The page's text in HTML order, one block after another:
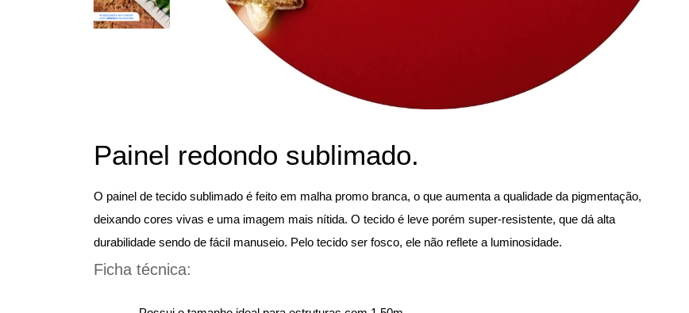
Painel redondo sublimado.
O painel de tecido sublimado é feito em malha promo branca, o que aumenta a qualidade da pigmentação,
deixando cores vivas e uma imagem mais nítida. O tecido é leve porém super-resistente, que dá alta
durabilidade sendo de fácil manuseio. Pelo tecido ser fosco, ele não reflete a luminosidade.
Ficha técnica: